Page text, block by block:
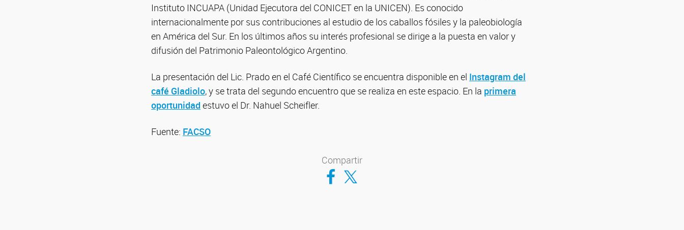
Instituto INCUAPA (Unidad Ejecutora del CONICET en la UNICEN). Es conocido
internacionalmente por sus contribuciones al estudio de los caballos fósiles y la paleobiología
en América del Sur. En los últimos años su interés profesional se dirige a la puesta en valor y
difusión del Patrimonio Paleontológico Argentino.
La presentación del Lic. Prado en el Café Científico se encuentra disponible en el Instagram del
café Gladiolo, y se trata del segundo encuentro que se realiza en este espacio. En la primera
oportunidad estuvo el Dr. Nahuel Scheifler.
Fuente: FACSO
Compartir
Compartir en Facebook
Compartir en Twitter